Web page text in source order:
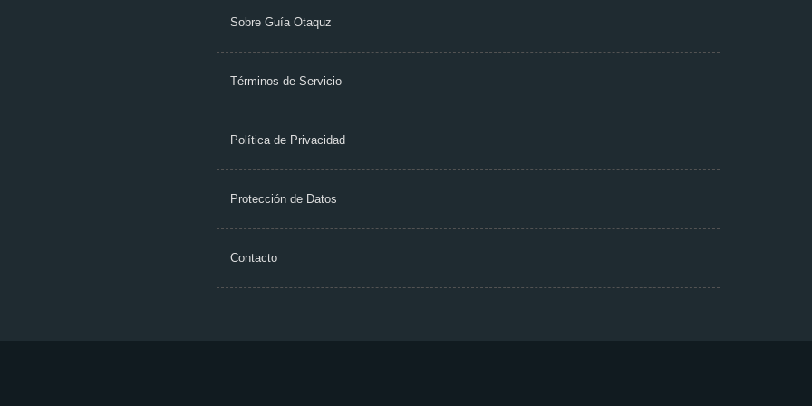
Sobre Guía Otaquz
Términos de Servicio
Política de Privacidad
Protección de Datos
Contacto